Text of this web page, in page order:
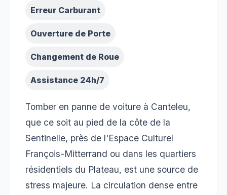
Erreur Carburant
Ouverture de Porte
Changement de Roue
Assistance 24h/7
Tomber en panne de voiture à Canteleu,
que ce soit au pied de la côte de la
Sentinelle, près de l'Espace Culturel
François-Mitterrand ou dans les quartiers
résidentiels du Plateau, est une source de
stress majeure. La circulation dense entre